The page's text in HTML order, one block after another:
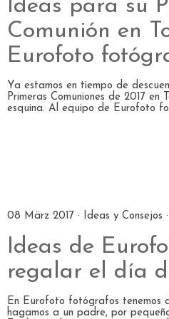
Ideas para su
Comunión en
Eurofoto
Ya estamos en tiempo de
Primeras Comuniones de 2017
esquina. Al equipo de Eurofoto
08 März 2017 · Ideas y Consejos ·
Ideas de
regalar el día
En Eurofoto fotógrafos tenemos
hagamos a un padre, por